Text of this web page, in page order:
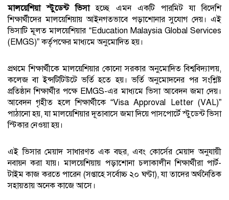
মালয়েশিয়া স্টুডেন্ট ভিসাহচ্ছে এমন একটি পারমিট যা বিদেশি
শিক্ষার্থীদের মালয়েশিয়ায় আইনগতভাবে পড়াশোনার সুযোগ দেয়। এই
ভিসাটি মূলত মালয়েশিয়ার “Education Malaysia Global Services
(EMGS)” কর্তৃপক্ষের মাধ্যমে অনুমোদিত হয়।
প্রথমে শিক্ষার্থীকে মালয়েশিয়ার কোনো সরকার অনুমোদিত বিশ্ববিদ্যালয়,
কলেজ বা ইন্সটিটিউটে ভর্তি হতে হয়। ভর্তি অনুমোদনের পর সংশ্লিষ্ট
প্রতিষ্ঠান শিক্ষার্থীর পক্ষে EMGS-এর মাধ্যমে ভিসা আবেদন জমা দেয়।
আবেদন গৃহীত হলে শিক্ষার্থীকে “Visa Approval Letter (VAL)”
পাঠানো হয়, যা মালয়েশিয়ার দূতাবাসে জমা দিয়ে পাসপোর্টে স্টুডেন্ট ভিসা
স্টিকার নেওয়া হয়।
এই ভিসার মেয়াদ সাধারণত এক বছর, এবং কোর্সের মেয়াদ অনুযায়ী
নবায়ন করা যায়। মালয়েশিয়ায় পড়াশোনা চলাকালীন শিক্ষার্থীরা পার্ট-
টাইম কাজ করতে পারেন (সপ্তাহে সর্বোচ্চ ২০ ঘণ্টা), যা তাদের অর্থনৈতিক
সহায়তায় অনেক কাজে আসে।